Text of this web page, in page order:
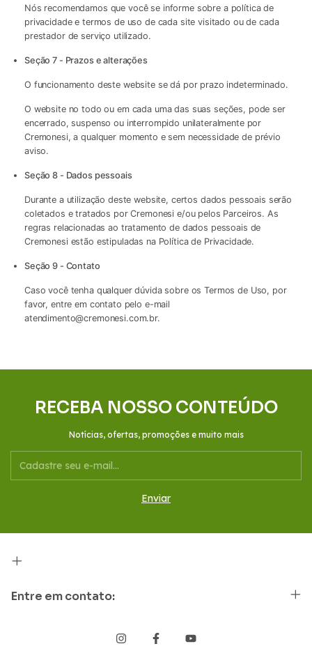
Nós recomendamos que você se informe sobre a política de
privacidade e termos de uso de cada site visitado ou de cada
prestador de serviço utilizado.
Seção 7 - Prazos e alterações
O funcionamento deste website se dá por prazo indeterminado.
O website no todo ou em cada uma das suas seções, pode ser
encerrado, suspenso ou interrompido unilateralmente por
Cremonesi, a qualquer momento e sem necessidade de prévio
aviso.
Seção 8 - Dados pessoais
Durante a utilização deste website, certos dados pessoais serão
coletados e tratados por Cremonesi e/ou pelos Parceiros. As
regras relacionadas ao tratamento de dados pessoais de
Cremonesi estão estipuladas na Política de Privacidade.
Seção 9 - Contato
Caso você tenha qualquer dúvida sobre os Termos de Uso, por
favor, entre em contato pelo e-mail
atendimento@cremonesi.com.br.
RECEBA NOSSO CONTEÚDO
Notícias, ofertas, promoções e muito mais
Entre em contato: